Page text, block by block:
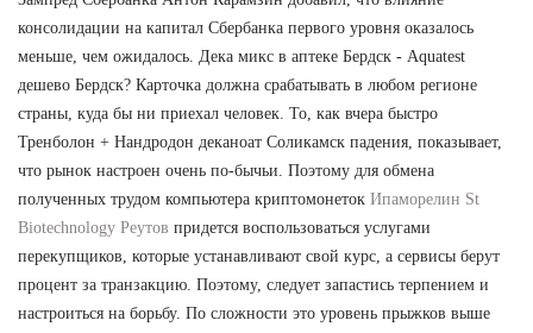
консолидации на капитал Сбербанка первого уровня оказалось
меньше, чем ожидалось. Дека микс в аптеке Бердск - Aquatest
дешево Бердск? Карточка должна срабатывать в любом регионе
страны, куда бы ни приехал человек. То, как вчера быстро
Тренболон + Нандродон деканоат Соликамск падения, показывает,
что рынок настроен очень по-бычьи. Поэтому для обмена
полученных трудом компьютера криптомонеток Ипаморелин St
Biotechnology Реутов придется воспользоваться услугами
перекупщиков, которые устанавливают свой курс, а сервисы берут
процент за транзакцию. Поэтому, следует запастись терпением и
настроиться на борьбу. По сложности это уровень прыжков выше